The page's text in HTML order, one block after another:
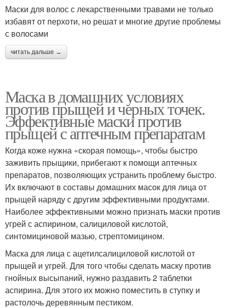
Маски для волос с лекарственными травами не только
избавят от перхоти, но решат и многие другие проблемы
с волосами
читать дальше →
Маска в домашних условиях
против прыщей и черных точек.
Эффективные маски против
прыщей с аптечным препаратам
Когда коже нужна «скорая помощь», чтобы быстро
заживить прыщики, прибегают к помощи аптечных
препаратов, позволяющих устранить проблему быстро.
Их включают в составы домашних масок для лица от
прыщей наряду с другим эффективными продуктами.
Наиболее эффективными можно признать маски против
угрей с аспирином, салициловой кислотой,
синтомициновой мазью, стрептомицином.
Маска для лица с ацетилсалициловой кислотой от
прыщей и угрей. Для того чтобы сделать маску против
гнойных высыпаний, нужно раздавить 2 таблетки
аспирина. Для этого их можно поместить в ступку и
растолочь деревянным пестиком.